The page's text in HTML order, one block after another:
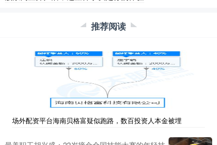
推荐阅读
场外配资平台海南贝格富疑似跑路，数百投资人本金被埋